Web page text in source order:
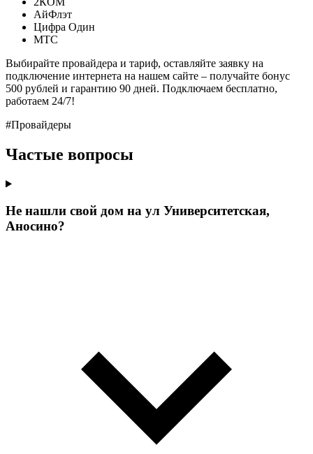
АйФлэт
Цифра Один
МТС
Выбирайте провайдера и тариф, оставляйте заявку на
подключение интернета на нашем сайте – получайте бонус
500 рублей и гарантию 90 дней. Подключаем бесплатно,
работаем 24/7!
#Провайдеры
Частые вопросы
Не нашли свой дом на ул Университетская,
Аносино?